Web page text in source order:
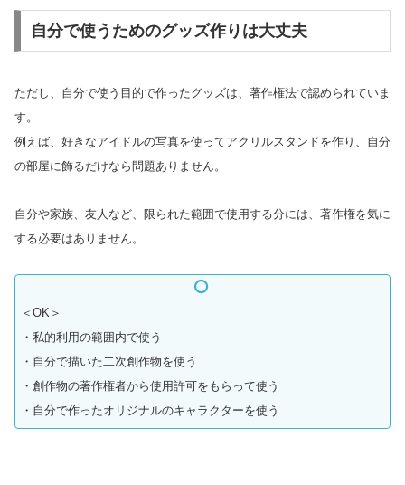
自分で使うためのグッズ作りは大丈夫
ただし、自分で使う目的で作ったグッズは、著作権法で認められていま
す。
例えば、好きなアイドルの写真を使ってアクリルスタンドを作り、自分
の部屋に飾るだけなら問題ありません。
自分や家族、友人など、限られた範囲で使用する分には、著作権を気に
する必要はありません。
＜OK＞
・私的利用の範囲内で使う
・自分で描いた二次創作物を使う
・創作物の著作権者から使用許可をもらって使う
・自分で作ったオリジナルのキャラクターを使う